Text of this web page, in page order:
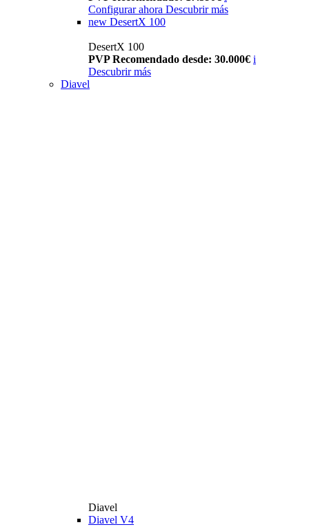
Configurar ahora Descubrir más
new DesertX 100
DesertX 100
PVP Recomendado desde: 30.000€ i
Descubrir más
Diavel
Diavel
Diavel V4